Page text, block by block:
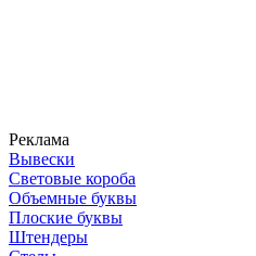
Реклама
Вывески
Световые короба
Объемные буквы
Плоские буквы
Штендеры